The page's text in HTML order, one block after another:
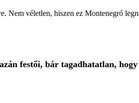
véletlen, hiszen ez Montenegró
festői, bár tagadhatatlan,